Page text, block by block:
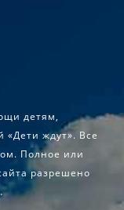
«Дети ждут». Все
Полное или
разрешено